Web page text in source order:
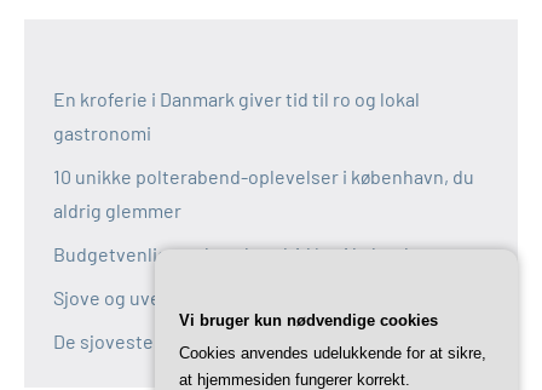
En kroferie i Danmark giver tid til ro og lokal
gastronomi
10 unikke polterabend-oplevelser i københavn, du
aldrig glemmer
Budgetvenlige polterabend-idéer i københavn
Sjove og uventede polterabend-idéer i københavn
De sjoveste aktiviteter til polterabend i københavn
Vi bruger kun nødvendige cookies
Cookies anvendes udelukkende for at sikre,
at hjemmesiden fungerer korrekt.